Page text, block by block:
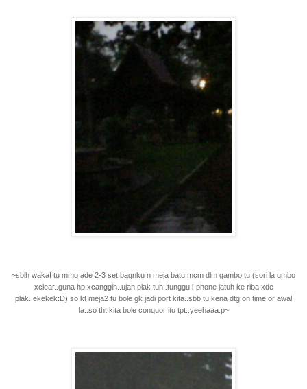
~sblh wakaf tu mmg ade 2-3 set bagnku n meja batu mcm dlm gambo tu (sori la gmbo
xclear..guna hp xcanggih..ujan plak tuh..tunggu i-phone jatuh ke riba xde
plak..ekekek:D) so kt meja2 tu bole gk jadi port kita..sbb tu kena dtg on time or awal
la..so tht kita bole conquor itu tpt..yeehaaa:p~